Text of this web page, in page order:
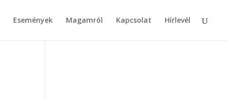
Események Magamról Kapcsolat Hírlevél